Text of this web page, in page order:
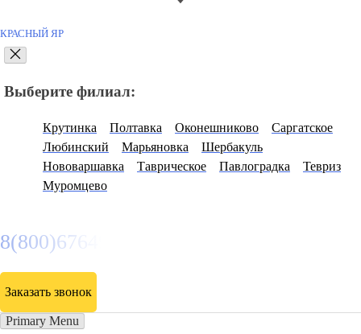
КРАСНЫЙ ЯР
Выберите филиал:
Крутинка Полтавка Оконешниково
Саргатское
Любинский
Марьяновка
Шербакуль
Нововаршавка
Таврическое Павлоградка
Тевриз
Муромцево
8(800)6764935
Заказать звонок
Primary Menu